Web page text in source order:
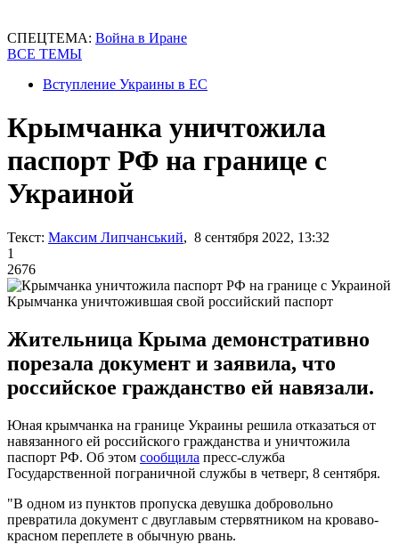
СПЕЦТЕМА: Война в Иране
ВСЕ ТЕМЫ
Вступление Украины в ЕС
Крымчанка уничтожила
паспорт РФ на границе с
Украиной
Текст: Максим Липчанський, 8 сентября 2022, 13:32
1
2676
Крымчанка уничтожившая свой российский паспорт
Жительница Крыма демонстративно
порезала документ и заявила, что
российское гражданство ей навязали.
Юная крымчанка на границе Украины решила отказаться от
навязанного ей российского гражданства и уничтожила
паспорт РФ. Об этом сообщила пресс-служба
Государственной пограничной службы в четверг, 8 сентября.
"В одном из пунктов пропуска девушка добровольно
превратила документ с двуглавым стервятником на кроваво-
красном переплете в обычную рвань.